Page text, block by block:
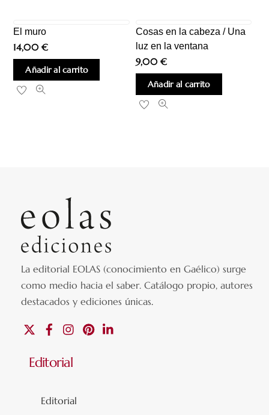
El muro
14,00€
Añadir al carrito
Cosas en la cabeza / Una
luz en la ventana
9,00€
Añadir al carrito
La editorial EOLAS (conocimiento en Gaélico) surge
como medio hacia el saber.Catálogo propio, autores
destacados y ediciones únicas.
FacebookInstagramPinterest
Editorial
Editorial